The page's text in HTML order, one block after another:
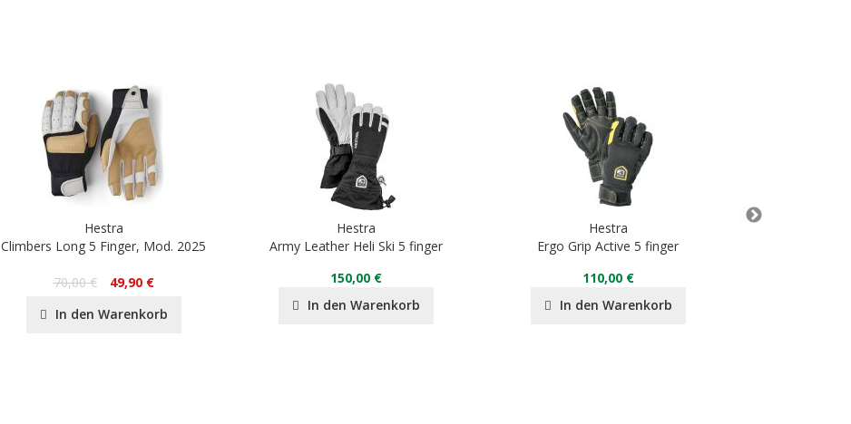
Hestra
Climbers Long 5 Finger, Mod. 2025
70,00 €
49,90 €
In den Warenkorb
Hestra
Army Leather Heli Ski 5 finger
150,00 €
In den Warenkorb
Hestra
Ergo Grip Active 5 finger
110,00 €
In den Warenkorb